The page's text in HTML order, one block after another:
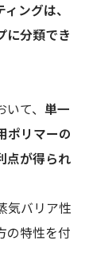
ングは、
に分類でき
いて、単一
ポリマーの
点が得られ
気バリア性
の特性を付